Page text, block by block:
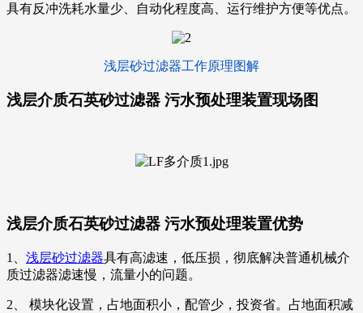
具有反冲洗耗水量少、自动化程度高、运行维护方便等优点。
浅层砂过滤器工作原理图解
浅层介质石英砂过滤器 污水预处理装置现场图
浅层介质石英砂过滤器 污水预处理装置优势
1、 浅层砂过滤器具有高滤速，低压损，彻底解决普通机械介
质过滤器滤速慢，流量小的问题。
2、 模块化设置，占地面积小，配管少，投资省。占地面积减